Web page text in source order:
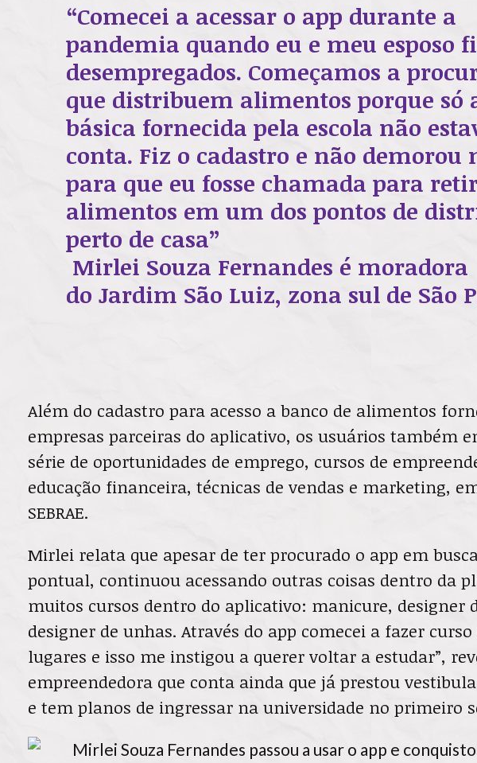
“Comecei a acessar o app durante a
pandemia quando eu e meu esposo
desempregados. Começamos a
que distribuem alimentos porque só
básica fornecida pela escola não
conta. Fiz o cadastro e não demorou
para que eu fosse chamada para
alimentos em um dos pontos de
perto de casa”
Mirlei Souza Fernandes é moradora
do Jardim São Luiz, zona sul de São
Além do cadastro para acesso a banco de alimentos
empresas parceiras do aplicativo, os usuários também
série de oportunidades de emprego, cursos de
educação financeira, técnicas de vendas e marketing,
SEBRAE.
Mirlei relata que apesar de ter procurado o app em
pontual, continuou acessando outras coisas dentro da
muitos cursos dentro do aplicativo: manicure, designer
designer de unhas. Através do app comecei a fazer
lugares e isso me instigou a querer voltar a estudar”,
empreendedora que conta ainda que já prestou
e tem planos de ingressar na universidade no primeiro